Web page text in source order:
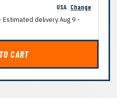
USA Change
Estimated deliveryAug 9 -
CART